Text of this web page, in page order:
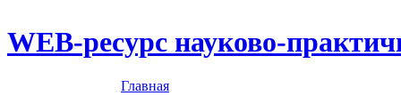
WEB-ресурс науково-
Главная